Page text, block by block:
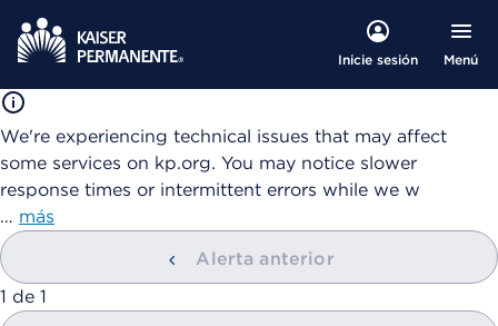
Inicie sesión Menú
We're experiencing technical issues that may affect
some services on kp.org. You may notice slower
response times or intermittent errors while we w
… más
Alerta anterior
mostrando
1 de 1